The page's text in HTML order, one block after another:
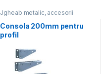
Jgheab metalic, accesorii
Consola 200mm pentru
profil